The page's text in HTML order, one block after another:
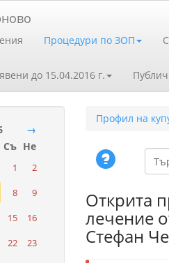
Процедури по ЗОП
до 15.04.2016 г.
→
Съ Не
1
2
8
9
15
16
22
23
Профил на
Открита
лечение
Стефан